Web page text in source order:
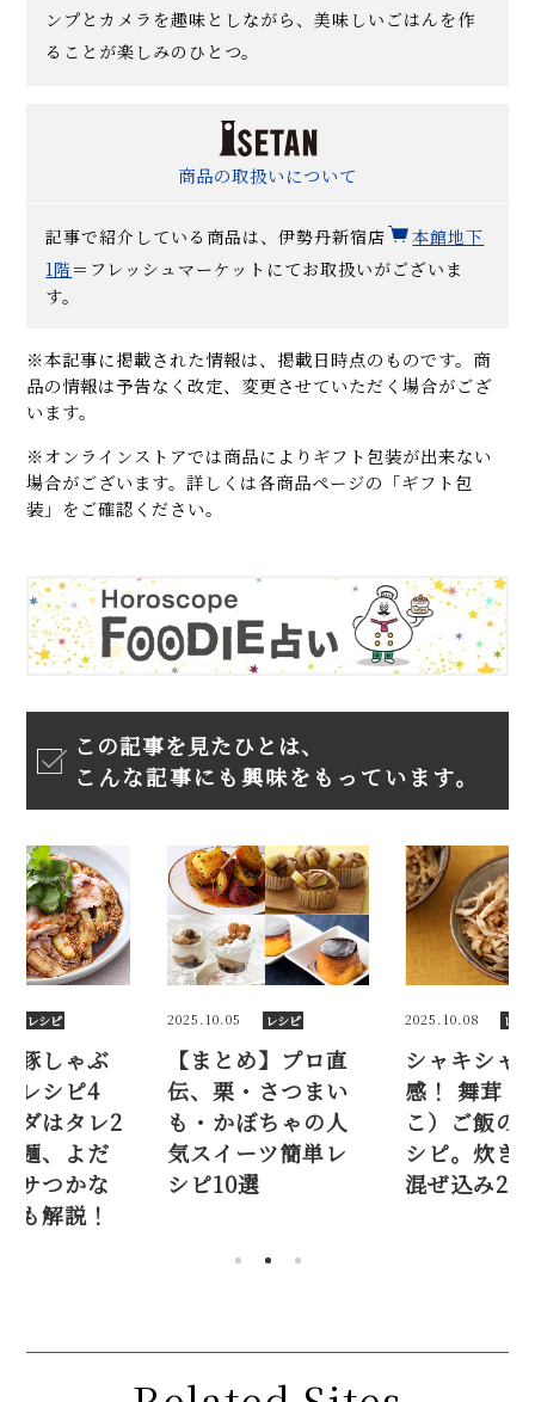
ンプとカメラを趣味としながら、美味しいごはんを作
ることが楽しみのひとつ。
商品の取扱いについて
記事で紹介している商品は、伊勢丹新宿店
本館地下
1階 ＝フレッシュマーケットにてお取扱いがございま
す。
※本記事に掲載された情報は、掲載日時点のものです。商
品の情報は予告なく改定、変更させていただく場合がござ
います。
※オンラインストアでは商品によりギフト包装が出来ない
場合がございます。詳しくは各商品ページの「ギフト包
装」をご確認ください。
この記事を見たひとは、
こんな記事にも興味をもっています。
レシピ
豚しゃぶ
レシピ4
ダはタレ2
麺、よだ
サつかな
も解説！
2025.10.05 レシピ
【まとめ】プロ直
伝、栗・さつまい
も・かぼちゃの人
気スイーツ簡単レ
シピ10選
2025.10.08 レシ
シャキシャ
感！ 舞茸（
こ）ご飯の
シピ。炊き
混ぜ込み2